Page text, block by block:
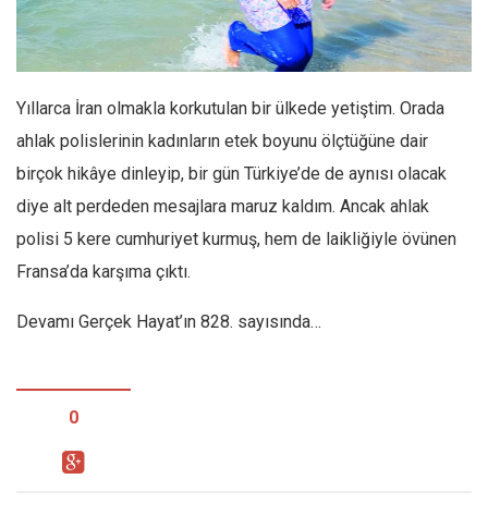
Editörden
Kemal Özer
Mahmut Toptaş
Yvonne Ridley
Hasanali Yıldırım
Leyla Şerif Emin
Yıllarca İran olmakla korkutulan bir ülkede yetiştim. Orada
ahlak polislerinin kadınların etek boyunu ölçtüğüne dair
birçok hikâye dinleyip, bir gün Türkiye’de de aynısı olacak
diye alt perdeden mesajlara maruz kaldım. Ancak ahlak
polisi 5 kere cumhuriyet kurmuş, hem de laikliğiyle övünen
Fransa’da karşıma çıktı.
Devamı Gerçek Hayat’ın 828. sayısında…
0